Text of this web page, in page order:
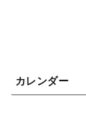
カレンダー